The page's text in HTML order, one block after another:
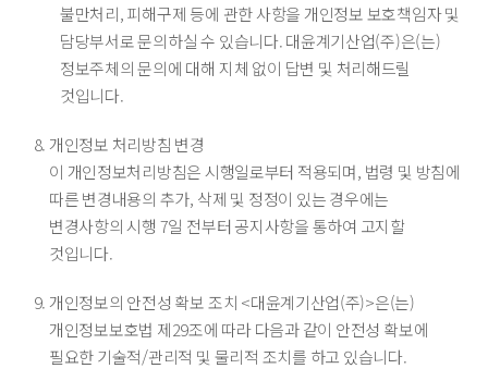
불만처리, 피해구제 등에 관한 사항을 개인정보 보호책임자 및
담당부서로 문의하실 수 있습니다. 대윤계기산업(주)은(는)
정보주체의 문의에 대해 지체 없이 답변 및 처리해드릴
것입니다.
개인정보 처리방침 변경
이 개인정보처리방침은 시행일로부터 적용되며, 법령 및 방침에
따른 변경내용의 추가, 삭제 및 정정이 있는 경우에는
변경사항의 시행 7일 전부터 공지사항을 통하여 고지할
것입니다.
개인정보의 안전성 확보 조치 <대윤계기산업(주)>은(는)
개인정보보호법 제29조에 따라 다음과 같이 안전성 확보에
필요한 기술적/관리적 및 물리적 조치를 하고 있습니다.